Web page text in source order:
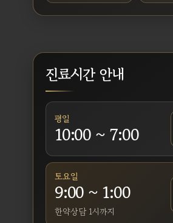
진료시간 안내
평일
10:00 ~ 7:00
토요일
9:00 ~ 1:00
한약상담 1시까지